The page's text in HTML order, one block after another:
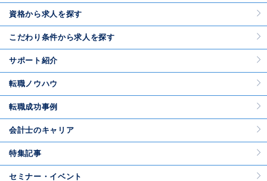
資格から求人を探す
こだわり条件から求人を探す
サポート紹介
転職ノウハウ
転職成功事例
会計士のキャリア
特集記事
セミナー・イベント